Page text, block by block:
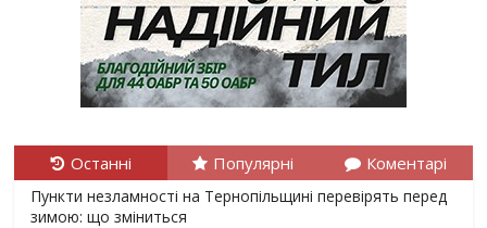
Останні Популярні Коментарі
Пункти незламності на Тернопільщині перевірять перед
зимою: що зміниться